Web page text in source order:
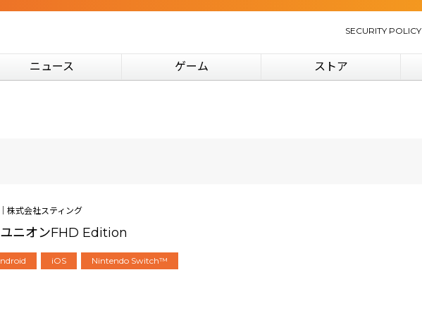
SECURITY POLICY
ニュース ゲーム ストア
株式会社スティング
ニオンFHD Edition
iOS Nintendo Switch™